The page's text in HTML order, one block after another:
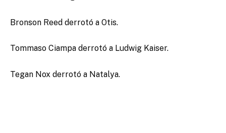
Bronson Reed derrotó a Otis.
Tommaso Ciampa derrotó a Ludwig Kaiser.
Tegan Nox derrotó a Natalya.